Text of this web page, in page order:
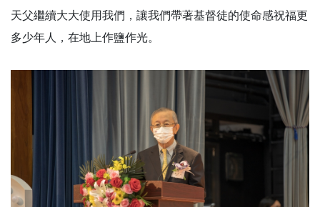
天父繼續大大使用我們，讓我們帶著基督徒的使命感祝福更
多少年人，在地上作鹽作光。